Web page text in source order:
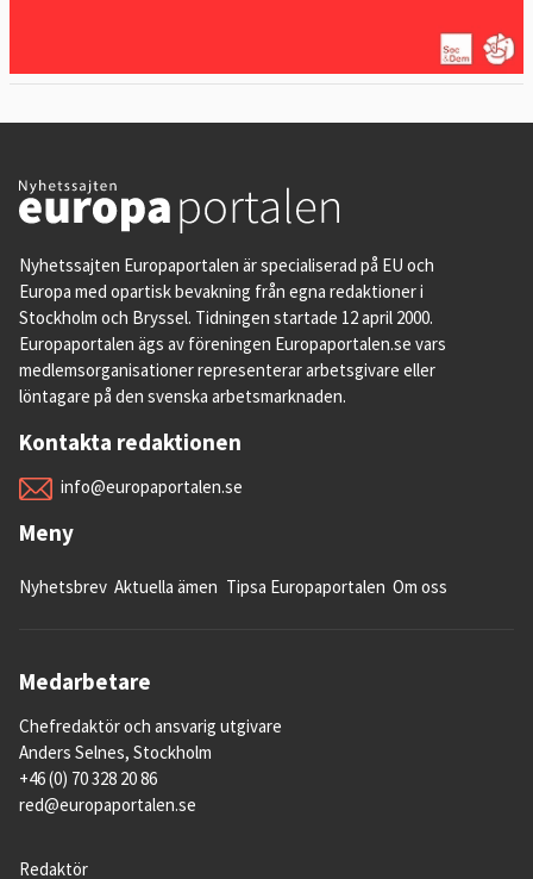
Nyhetssajten Europaportalen är specialiserad på EU och
Europa med opartisk bevakning från egna redaktioner i
Stockholm och Bryssel. Tidningen startade 12 april 2000.
Europaportalen ägs av föreningen Europaportalen.se vars
medlemsorganisationer representerar arbetsgivare eller
löntagare på den svenska arbetsmarknaden.
Kontakta redaktionen
info@europaportalen.se
Meny
Nyhetsbrev Aktuella ämen Tipsa Europaportalen Om oss
Medarbetare
Chefredaktör och ansvarig utgivare
Anders Selnes, Stockholm
+46 (0) 70 328 20 86
red@europaportalen.se
Redaktör